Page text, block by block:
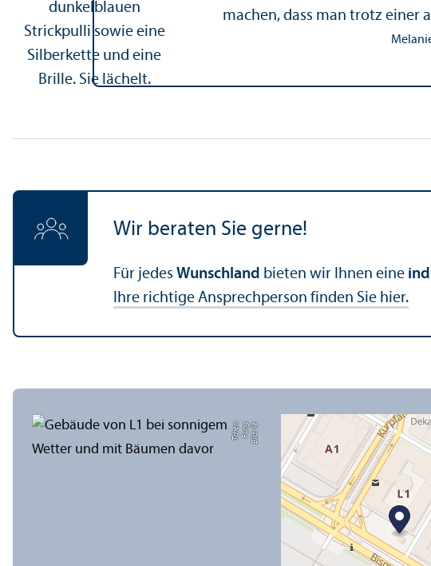
machen, dass man trotz einer
Wir beraten Sie gerne!
Für jedes Wunschland bieten wir Ihnen eine
Ihre richtige Ansprechperson finden Sie hier.
Bil
d:
Y
e
F
u
n
g
T
c
h
e
n